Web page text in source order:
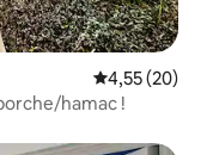
Évaluation
4,55 (20)
hamac !